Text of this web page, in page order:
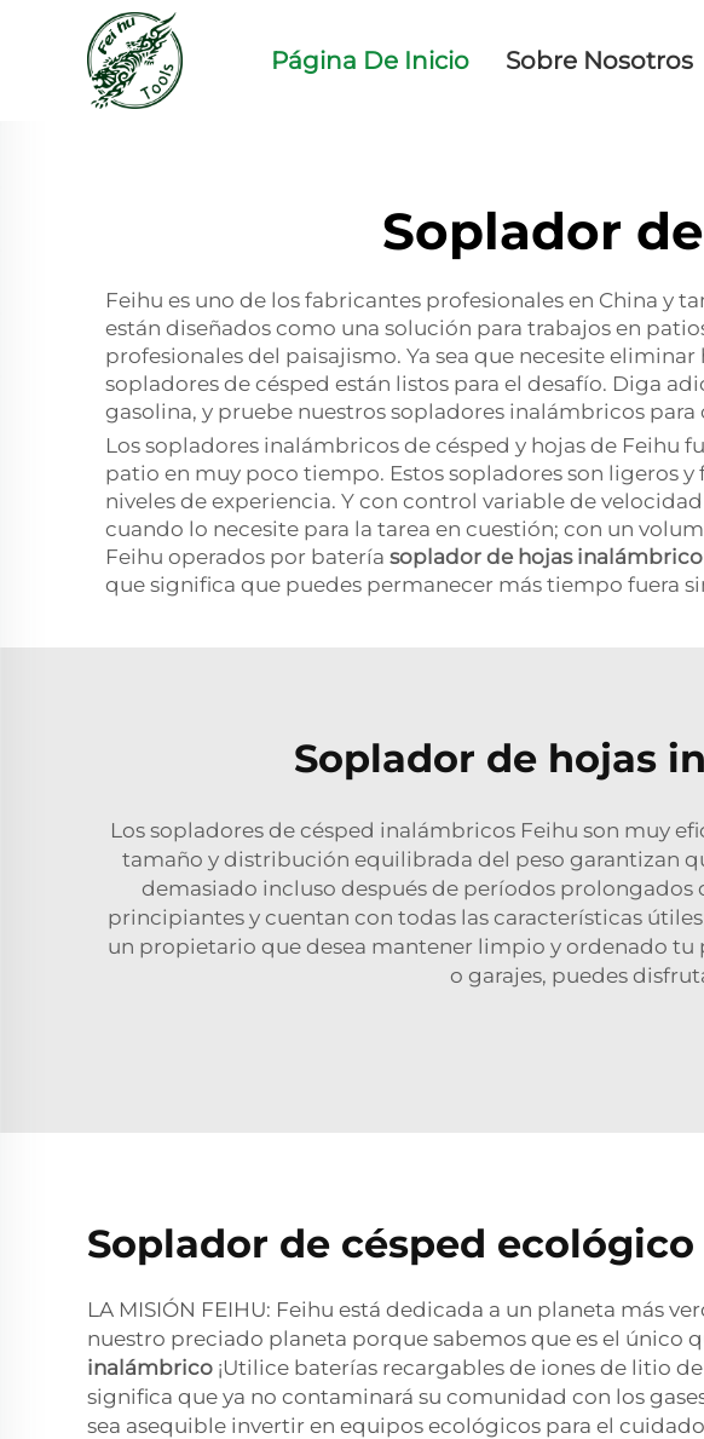
Página De Inicio Sobre Nosotros
Soplador
Feihu es uno de los fabricantes profesionales en China y
están diseñados como una solución para trabajos en
profesionales del paisajismo. Ya sea que necesite
sopladores de césped están listos para el desafío. Diga
gasolina, y pruebe nuestros sopladores inalámbricos para
Los sopladores inalámbricos de césped y hojas de
patio en muy poco tiempo. Estos sopladores son ligeros y
niveles de experiencia. Y con control variable de
cuando lo necesite para la tarea en cuestión; con un
Feihu operados por batería soplador de hojas
que significa que puedes permanecer más tiempo fuera
Soplador de hojas
Los sopladores de césped inalámbricos Feihu son muy
tamaño y distribución equilibrada del peso garantizan
demasiado incluso después de períodos prolongados
principiantes y cuentan con todas las características
un propietario que desea mantener limpio y ordenado
o garajes, puedes
Soplador de césped
LA MISIÓN FEIHU: Feihu está dedicada a un planeta más
nuestro preciado planeta porque sabemos que es el único
inalámbrico ¡Utilice baterías recargables de iones de litio
significa que ya no contaminará su comunidad con los
sea asequible invertir en equipos ecológicos para el